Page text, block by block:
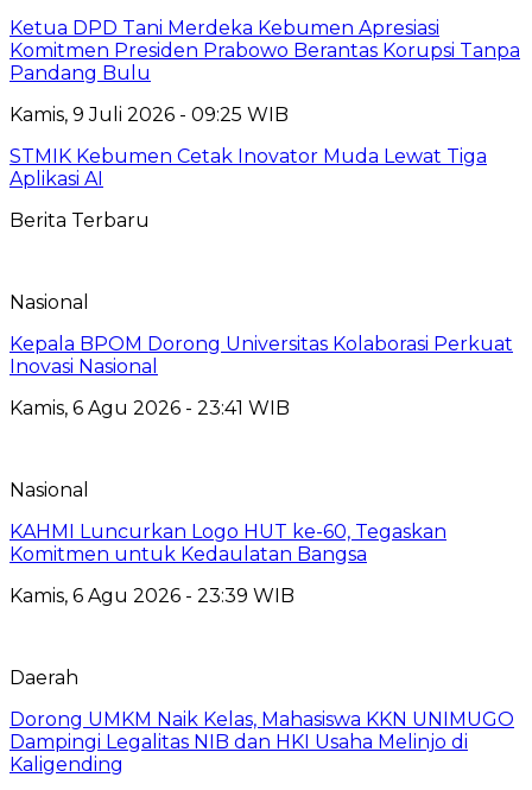
Ketua DPD Tani Merdeka Kebumen Apresiasi
Komitmen Presiden Prabowo Berantas Korupsi Tanpa
Pandang Bulu
Kamis, 9 Juli 2026 - 09:25 WIB
STMIK Kebumen Cetak Inovator Muda Lewat Tiga
Aplikasi AI
Berita Terbaru
Nasional
Kepala BPOM Dorong Universitas Kolaborasi Perkuat
Inovasi Nasional
Kamis, 6 Agu 2026 - 23:41 WIB
Nasional
KAHMI Luncurkan Logo HUT ke-60, Tegaskan
Komitmen untuk Kedaulatan Bangsa
Kamis, 6 Agu 2026 - 23:39 WIB
Daerah
Dorong UMKM Naik Kelas, Mahasiswa KKN UNIMUGO
Dampingi Legalitas NIB dan HKI Usaha Melinjo di
Kaligending